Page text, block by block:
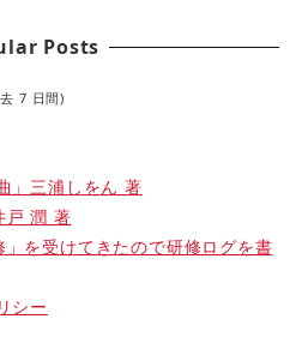
Posts
7 日間)
」三浦しをん 著
戸 潤 著
」を受けてきたので研修ログを書
シー